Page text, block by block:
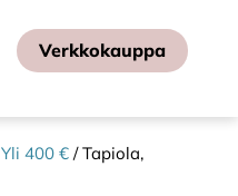
Verkkokauppa
Yli 400 € / Tapiola,